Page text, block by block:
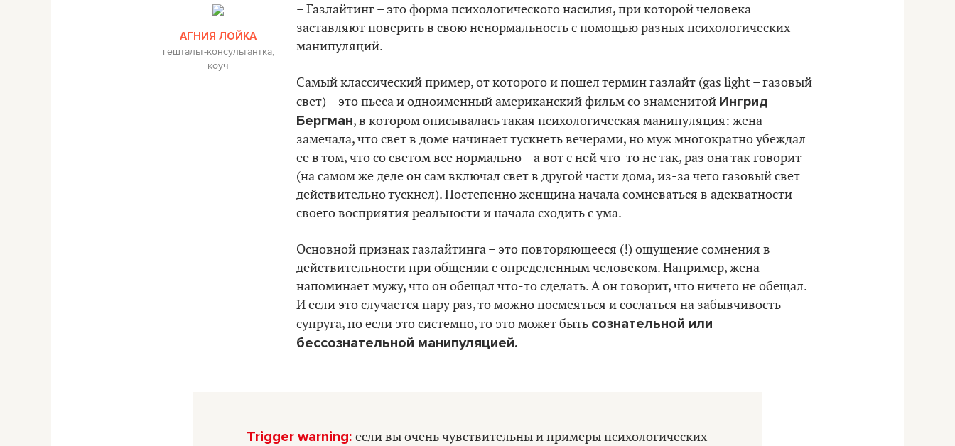
АГНИЯ ЛОЙКА
гештальт-консультантка,
коуч
– Газлайтинг – это форма психологического насилия, при которой человека
заставляют поверить в свою ненормальность с помощью разных психологических
манипуляций.
Самый классический пример, от которого и пошел термин газлайт (gas light – газовый
свет) – это пьеса и одноименный американский фильм со знаменитой Ингрид
Бергман, в котором описывалась такая психологическая манипуляция: жена
замечала, что свет в доме начинает тускнеть вечерами, но муж многократно убеждал
ее в том, что со светом все нормально – а вот с ней что-то не так, раз она так говорит
(на самом же деле он сам включал свет в другой части дома, из-за чего газовый свет
действительно тускнел). Постепенно женщина начала сомневаться в адекватности
своего восприятия реальности и начала сходить с ума.
Основной признак газлайтинга – это повторяющееся (!) ощущение сомнения в
действительности при общении с определенным человеком. Например, жена
напоминает мужу, что он обещал что-то сделать. А он говорит, что ничего не обещал.
И если это случается пару раз, то можно посмеяться и сослаться на забывчивость
супруга, но если это системно, то это может быть сознательной или
бессознательной манипуляцией.
Trigger warning: если вы очень чувствительны и примеры психологических